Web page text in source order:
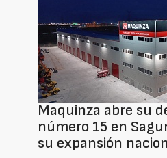
Maquinza abre su
número 15 en
su expansión